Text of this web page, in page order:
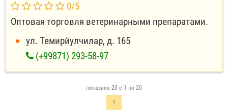
0/5
Оптовая торговля ветеринарными препаратами.
ул. Темирйулчилар, д. 165
(+99871) 293-58-97
показано 20 с 1 по 20
1